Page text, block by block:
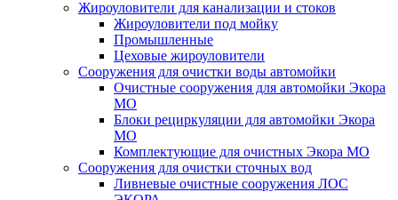
Жироуловители для канализации и стоков
Жироуловители под мойку
Промышленные
Цеховые жироуловители
Сооружения для очистки воды автомойки
Очистные сооружения для автомойки Экора
МО
Блоки рециркуляции для автомойки Экора
МО
Комплектующие для очистных Экора МО
Сооружения для очистки сточных вод
Ливневые очистные сооружения ЛОС